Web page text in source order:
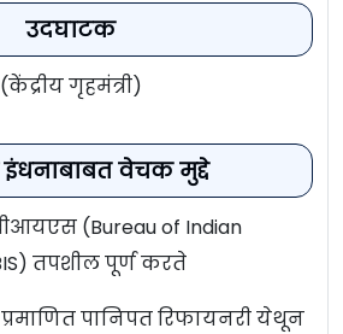
उदघाटक
गृहमंत्री)
वेचक मुद्दे
(Bureau of Indian
तपशील पूर्ण करते
पानिपत रिफायनरी येथून